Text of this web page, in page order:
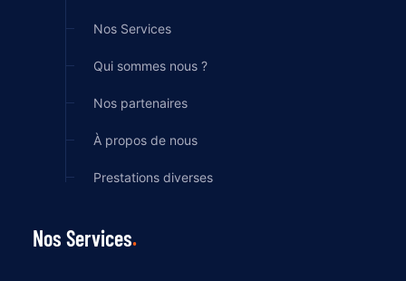
Nos Services
Qui sommes nous ?
Nos partenaires
À propos de nous
Prestations diverses
Nos Services